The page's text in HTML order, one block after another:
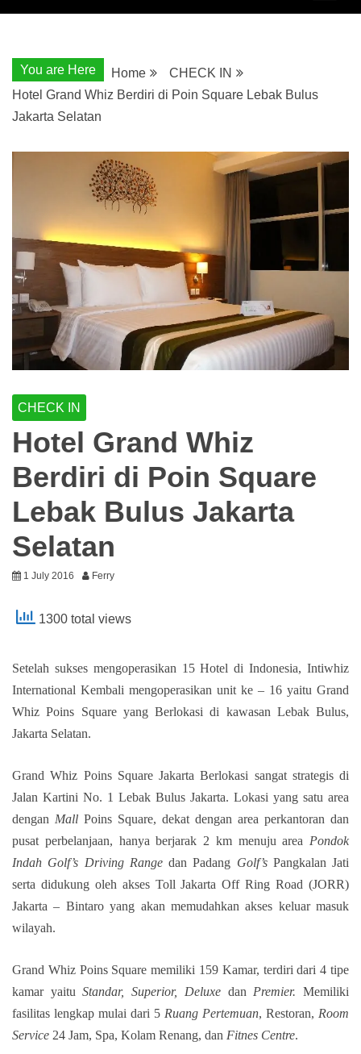
You are Here Home
CHECK IN
Hotel Grand Whiz Berdiri di Poin Square Lebak Bulus
Jakarta Selatan
CHECK IN
Hotel Grand Whiz
Berdiri di Poin Square
Lebak Bulus Jakarta
Selatan
1 July 2016 Ferry
1300 total views
Setelah sukses mengoperasikan 15 Hotel di Indonesia, Intiwhiz
International Kembali mengoperasikan unit ke – 16 yaitu Grand
Whiz Poins Square yang Berlokasi di kawasan Lebak Bulus,
Jakarta Selatan.
Grand Whiz Poins Square Jakarta Berlokasi sangat strategis di
Jalan Kartini No. 1 Lebak Bulus Jakarta. Lokasi yang satu area
dengan Mall Poins Square, dekat dengan area perkantoran dan
pusat perbelanjaan, hanya berjarak 2 km menuju area Pondok
Indah Golf’s Driving Rangedan Padang Golf’sPangkalan Jati
serta didukung oleh akses Toll Jakarta Off Ring Road (JORR)
Jakarta – Bintaro yang akan memudahkan akses keluar masuk
wilayah.
Grand Whiz Poins Square memiliki 159 Kamar, terdiri dari 4 tipe
kamar yaituStandar, Superior, DeluxedanPremier. Memiliki
fasilitas lengkap mulai dari 5 Ruang Pertemuan, Restoran, Room
Service 24 Jam, Spa, Kolam Renang, dan Fitnes Centre.